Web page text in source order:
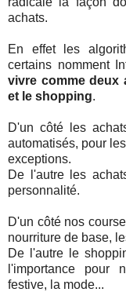
achats.
En effet les
certains nomment
vivre comme deux
et le shopping.
D'un côté les
automatisés, pour
exceptions.
De l'autre les
personnalité.
D'un côté nos
nourriture de base,
De l'autre le
l'importance pour
festive, la mode...